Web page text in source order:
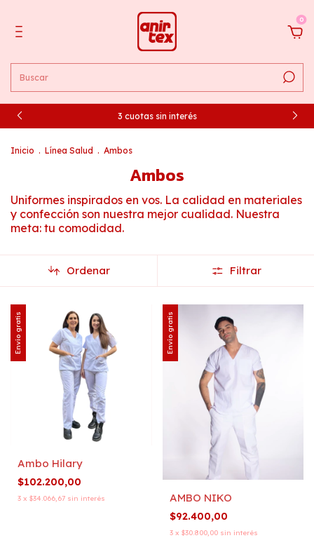
0
3 cuotas sin interés
Inicio . Línea Salud . Ambos
Ambos
Uniformes inspirados en vos. La calidad en materiales
y confección son nuestra mejor cualidad. Nuestra
meta: tu comodidad.
Ordenar Filtrar
Envío gratis
Ambo Hilary
$102.200,00
3 x $34.066,67 sin interés
Envío gratis
AMBO NIKO
$92.400,00
3 x $30.800,00 sin interés